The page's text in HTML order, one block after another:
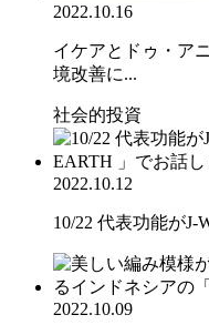
2022.10.16
イケアとドゥ・ア
境改善に...
社会的投資
2022.10.12
10/22 代表功能がJ-
2022.10.09